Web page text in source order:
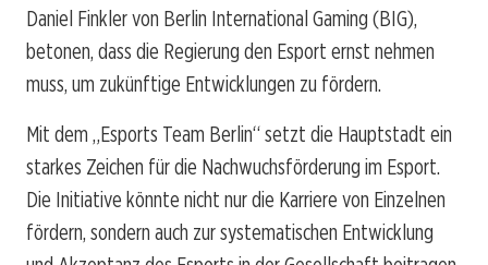
Daniel Finkler von Berlin International Gaming (BIG),
betonen, dass die Regierung den Esport ernst nehmen
muss, um zukünftige Entwicklungen zu fördern.
Mit dem „Esports Team Berlin“ setzt die Hauptstadt ein
starkes Zeichen für die Nachwuchsförderung im Esport.
Die Initiative könnte nicht nur die Karriere von Einzelnen
fördern, sondern auch zur systematischen Entwicklung